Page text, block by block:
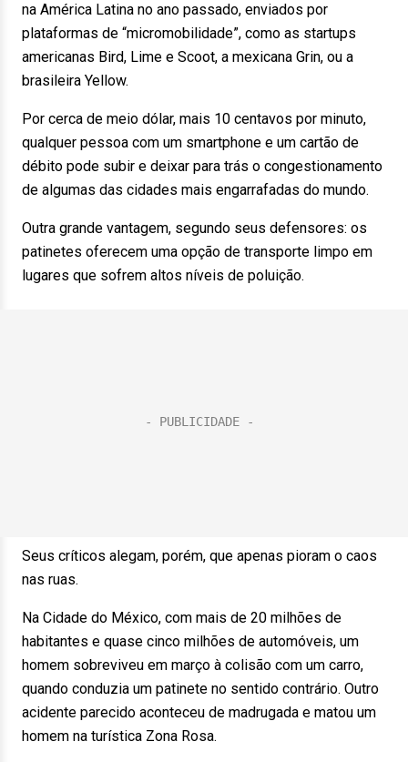
na América Latina no ano passado, enviados por
plataformas de “micromobilidade”, como as startups
americanas Bird, Lime e Scoot, a mexicana Grin, ou a
brasileira Yellow.
Por cerca de meio dólar, mais 10 centavos por minuto,
qualquer pessoa com um smartphone e um cartão de
débito pode subir e deixar para trás o congestionamento
de algumas das cidades mais engarrafadas do mundo.
Outra grande vantagem, segundo seus defensores: os
patinetes oferecem uma opção de transporte limpo em
lugares que sofrem altos níveis de poluição.
Seus críticos alegam, porém, que apenas pioram o caos
nas ruas.
Na Cidade do México, com mais de 20 milhões de
habitantes e quase cinco milhões de automóveis, um
homem sobreviveu em março à colisão com um carro,
quando conduzia um patinete no sentido contrário. Outro
acidente parecido aconteceu de madrugada e matou um
homem na turística Zona Rosa.